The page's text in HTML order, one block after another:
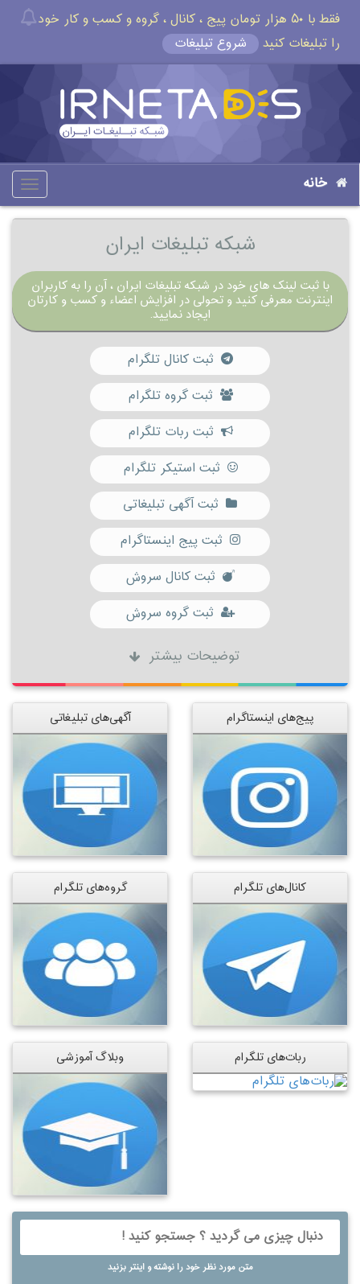
فقط با ۵۰ هزار تومان پیج ، کانال ، گروه و کسب و کار خود
را تبلیغات کنید
شروع تبلیغات
خانه
شبکه تبلیغات ایران
با ثبت لینک های خود در شبکه تبلیغات ایران ، آن را به کاربران
اینترنت معرفی کنید و تحولی در افزایش اعضاء و کسب و کارتان
ایجاد نمایید.
ثبت کانال تلگرام
ثبت گروه تلگرام
ثبت ربات تلگرام
ثبت استیکر تلگرام
ثبت آگهی تبلیغاتی
ثبت پیج اینستاگرام
ثبت کانال سروش
ثبت گروه سروش
توضیحات بیشتر
پیج‌های اینستاگرام آگهی‌های تبلیغاتی
کانال‌های تلگرام گروه‌های تلگرام
ربات‌های تلگرام وبلاگ آموزشی
متن مورد نظر خود را نوشته و اینتر بزنید